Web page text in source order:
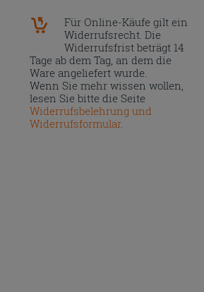
Für Online-Käufe gilt ein
Widerrufsrecht. Die
Widerrufsfrist beträgt 14
Tage ab dem Tag, an dem die
Ware angeliefert wurde.
Wenn Sie mehr wissen wollen,
lesen Sie bitte die Seite
Widerrufsbelehrung und
Widerrufsformular.